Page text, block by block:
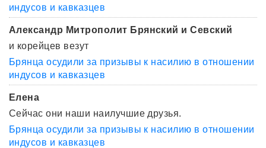
индусов и кавказцев
Александр Митрополит Брянский и Севский
и корейцев везут
Брянца осудили за призывы к насилию в отношении
индусов и кавказцев
Елена
Сейчас они наши наилучшие друзья.
Брянца осудили за призывы к насилию в отношении
индусов и кавказцев